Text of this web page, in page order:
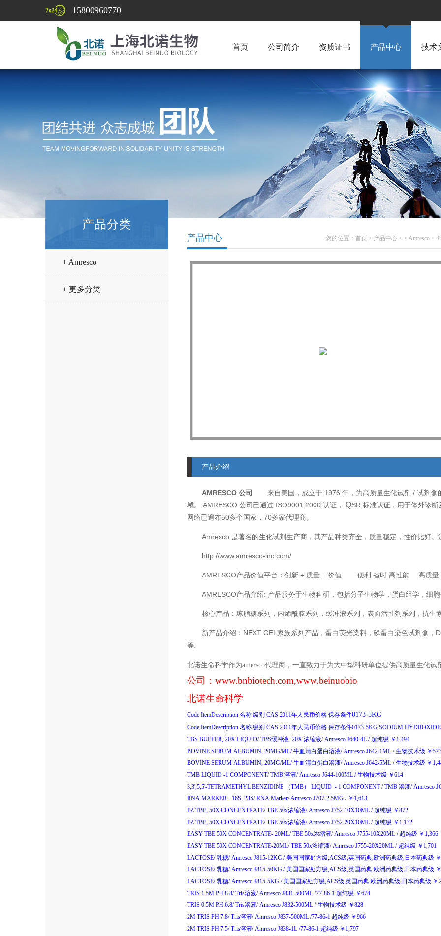
15800960770
首页 公司简介 资质证书 产品中心 技术
产品分类
+ Amresco
+ 更多分类
您的位置： 首页 > 产品中心 > > Amresco >
产品中心
产品介绍
AMRESCO 公司 来自美国，成立于 1976 年，为高质量生化试剂 / 试剂盒
域。 AMRESCO 公司已通过 ISO9001:2000 认证， QSR 标准认证，用于体外诊断
网络已遍布50多个国家， 70多家代理商。
Amresco 是著名的生化试剂生产商，其产品种类齐全，质量稳定，性价比好。
http://www.amresco-inc.com/
AMRESCO产品价值平台：创新 + 质量 = 价值 便利 省时 高性能 高质量
AMRESCO产品介绍: 产品服务于生物科研，包括分子生物学，蛋白组学，细
核心产品：琼脂糖系列，丙烯酰胺系列，缓冲液系列，表面活性剂系列，抗生
新产品介绍： NEXT GEL 家族系列产品，蛋白荧光染料，磷蛋白染色试剂盒，
等。
北诺生命科学作为amersco代理商，一直致力于为大中型科研单位提供高质量生化试
公司： www.bnbiotech.com,www.beinuobio
北诺生命科学
Code ItemDescription 名称 级别 CAS 2011年人民币价格 保存条件0173-5KG
Code ItemDescription 名称 级别 CAS 2011年人民币价格 保存条件0173-5KG SODIUM HYDROXIDE
TBS BUFFER, 20X LIQUID/ TBS缓冲液 20X 浓缩液/ Amresco J640-4L / 超纯级 ￥ 1,494
BOVINE SERUM ALBUMIN, 20MG/ML/ 牛血清白蛋白溶液/ Amresco J642-1ML / 生物技术级 ￥ 573
BOVINE SERUM ALBUMIN, 20MG/ML/ 牛血清白蛋白溶液/ Amresco J642-5ML / 生物技术级 ￥
TMB LIQUID -1 COMPONENT/ TMB 溶液/ Amresco J644-100ML / 生物技术级 ￥ 614
3,3',5,5'-TETRAMETHYL BENZIDINE （TMB） LIQUID - 1 COMPONENT / TMB 溶液/ Amresco
RNA MARKER - 16S, 23S/ RNA Marker/Amresco J707-2.5MG / ￥ 1,613
EZ TBE, 50X CONCENTRATE/ TBE 50x浓缩液/ Amresco J752-10X10ML / 超纯级 ￥ 872
EZ TBE, 50X CONCENTRATE/ TBE 50x浓缩液/ Amresco J752-20X10ML / 超纯级 ￥ 1,132
EASY TBE 50X CONCENTRATE- 20ML/ TBE 50x浓缩液/ Amresco J755-10X20ML / 超纯级 ￥ 1,366
EASY TBE 50X CONCENTRATE-20ML/ TBE 50x浓缩液/ Amresco J755-20X20ML / 超纯级 ￥ 1,701
LACTOSE/ 乳糖/ Amresco J815-12KG / 美国国家处方级,ACS级,英国药典,欧洲药典级,日本药典级 ￥
LACTOSE/ 乳糖/ Amresco J815-50KG / 美国国家处方级,ACS级,英国药典,欧洲药典级,日本药典级 ￥
LACTOSE/ 乳糖/ Amresco J815-5KG / 美国国家处方级,ACS级,英国药典,欧洲药典级,日本药典级 ￥
TRIS 1.5M PH 8.8/ Tris溶液/ Amresco J831-500ML /77-86-1 超纯级 ￥ 674
TRIS 0.5M PH 6.8/ Tris溶液/ Amresco J832-500ML / 生物技术级 ￥ 828
2M TRIS PH 7.8/ Tris溶液/ Amresco J837-500ML /77-86-1 超纯级 ￥ 966
2M TRIS PH 7.5/ Tris溶液/ Amresco J838-1L /77-86-1 超纯级 ￥ 1,797